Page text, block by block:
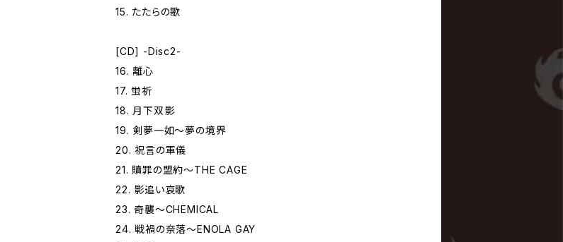
15. たたらの歌
[CD] -Disc2-
16. 離心
17. 蛍祈
18. 月下双影
19. 剣夢一如〜夢の境界
20. 祝言の軍儀
21. 贖罪の盟約〜THE CAGE
22. 影追い哀歌
23. 奇襲〜CHEMICAL
24. 戦禍の奈落〜ENOLA GAY